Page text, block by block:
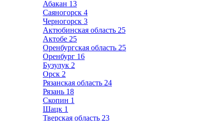
Абакан 13
Саяногорск 4
Черногорск 3
Актюбинская область 25
Актобе 25
Оренбургская область 25
Оренбург 16
Бузулук 2
Орск 2
Рязанская область 24
Рязань 18
Скопин 1
Шацк 1
Тверская область 23